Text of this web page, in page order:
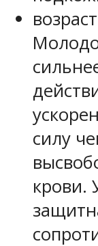
силу
крови.